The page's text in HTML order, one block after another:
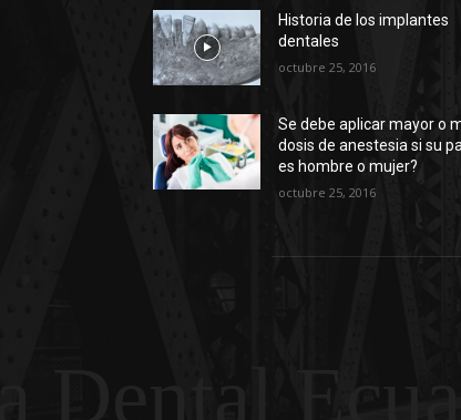
Historia de los implantes
dentales
octubre 25, 2016
Se debe aplicar mayor o
dosis de anestesia si su
es hombre o mujer?
octubre 25, 2016
Dental